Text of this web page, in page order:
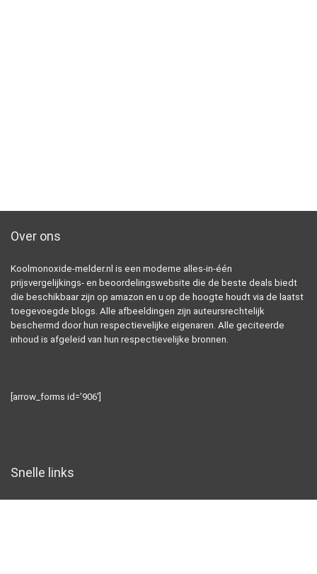
Over ons
Koolmonoxide-melder.nl is een moderne alles-in-één
prijsvergelijkings- en beoordelingswebsite die de beste deals biedt
die beschikbaar zijn op amazon en u op de hoogte houdt via de laatst
toegevoegde blogs. Alle afbeeldingen zijn auteursrechtelijk
beschermd door hun respectievelijke eigenaren. Alle geciteerde
inhoud is afgeleid van hun respectievelijke bronnen.
[arrow_forms id=’906′]
Snelle links